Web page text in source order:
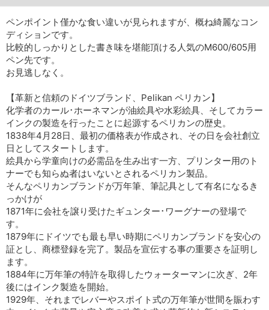
ペンポイント僅かな食い違いが見られますが、概ね綺麗なコン
ディションです。
比較的しっかりとした書き味を堪能頂ける人気のM600/605用
ペン先です。
お見逃しなく。
【革新と信頼のドイツブランド、Pelikan ペリカン】
化学者のカール･ホーネマンが油絵具や水彩絵具、そしてカラー
インクの製造を行ったことに起源するペリカンの歴史。
1838年4月28日、最初の価格表が作成され、その日を会社創立
日としてスタートします。
絵具から学童向けの必需品を生み出す一方、プリンター用のト
ナーでも知らぬ者はいないとされるペリカン製品。
そんなペリカンブランドが万年筆、筆記具として有名になるき
っかけが
1871年に会社を譲り受けたギュンター･ワーグナーの登場で
す。
1879年にドイツでも最も早い時期にペリカンブランドを安心の
証とし、商標登録を完了。製品を宣伝する事の重要さを証明し
ます。
1884年に万年筆の特許を取得したウォーターマンに次ぎ、2年
後にはインク製造を開始。
1929年、それまでレバーやスポイト式の万年筆が世間を賑わす